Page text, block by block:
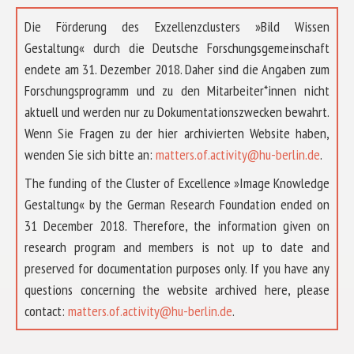
Die Förderung des Exzellenzclusters »Bild Wissen
Gestaltung« durch die Deutsche Forschungsgemeinschaft
endete am 31. Dezember 2018. Daher sind die Angaben zum
Forschungsprogramm und zu den Mitarbeiter*innen nicht
aktuell und werden nur zu Dokumentationszwecken bewahrt.
Wenn Sie Fragen zu der hier archivierten Website haben,
wenden Sie sich bitte an: matters.of.activity@hu-berlin.de.
The funding of the Cluster of Excellence »Image Knowledge
Gestaltung« by the German Research Foundation ended on
31 December 2018. Therefore, the information given on
research program and members is not up to date and
preserved for documentation purposes only. If you have any
questions concerning the website archived here, please
contact: matters.of.activity@hu-berlin.de.
ABOUT US